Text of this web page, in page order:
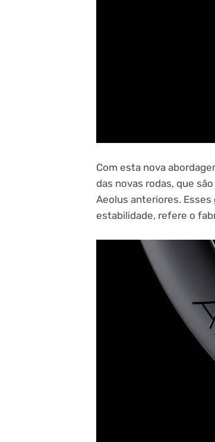
Com esta nova
das novas rodas, que
Aeolus anteriores.
estabilidade, refere o